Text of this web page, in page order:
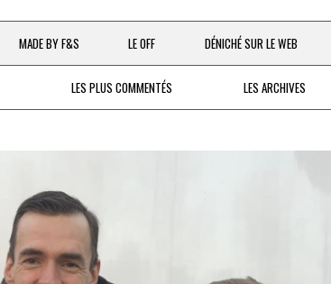
Aller
au
contenu
MADE BY F&S
CHEFS & ACTUALITÉS
DESTIN DE FEMME
V…DE VOYAGE
LE OFF DÉNICHÉ SUR LE WEB
LES PLUS COMMENTÉS LES ARCHIVES